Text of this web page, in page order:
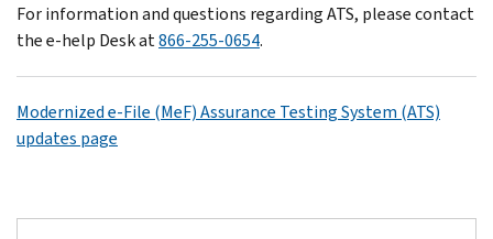
For information and questions regarding ATS, please contact
the e-help Desk at866-255-0654.
Modernized e-File (MeF) Assurance Testing System (ATS)
updates page